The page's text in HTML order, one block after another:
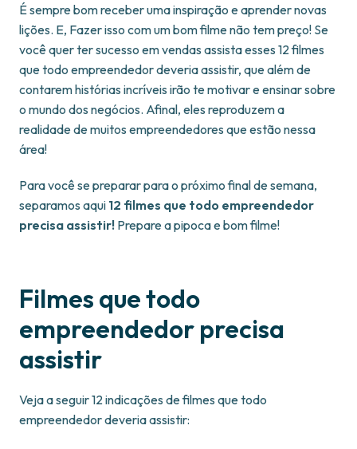
É sempre bom receber uma inspiração e aprender novas
lições. E, Fazer isso com um bom filme não tem preço! Se
você quer ter sucesso em vendas assista esses 12 filmes
que todo empreendedor deveria assistir, que além de
contarem histórias incríveis irão te motivar e ensinar sobre
o mundo dos negócios. Afinal, eles reproduzem a
realidade de muitos empreendedores que estão nessa
área!
Para você se preparar para o próximo final de semana,
separamos aqui 12 filmes que todo empreendedor
precisa assistir! Prepare a pipoca e bom filme!
Filmes que todo
empreendedor precisa
assistir
Veja a seguir 12 indicações de filmes que todo
empreendedor deveria assistir: